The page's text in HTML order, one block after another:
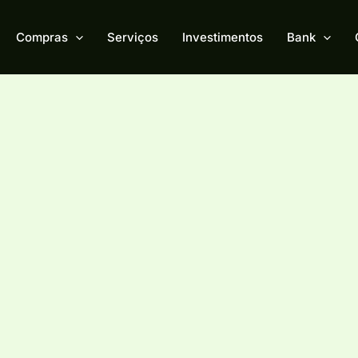
Compras Serviços Investimentos Bank